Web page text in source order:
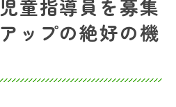
ての成長をサポートする職
造する！児童指導員の働き
童指導員を募集
ップの絶好の機